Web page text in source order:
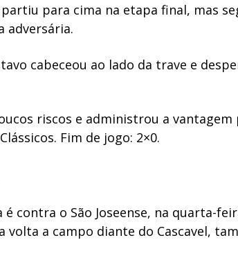
para cima na etapa final, mas
adversária.
cabeceou ao lado da trave e
riscos e administrou a
Fim de jogo: 2×0.
contra o São Joseense, na quarta-
volta a campo diante do Cascavel,